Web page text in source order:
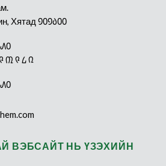
Хятад ᠑᠐᠑᠔᠐᠐
᠓ ᠙ ᠘ ᠒
ВЭБСАЙТ НЬ ҮЗЭХИЙН